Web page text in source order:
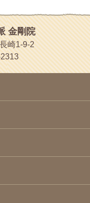
金剛院
崎1-9-2